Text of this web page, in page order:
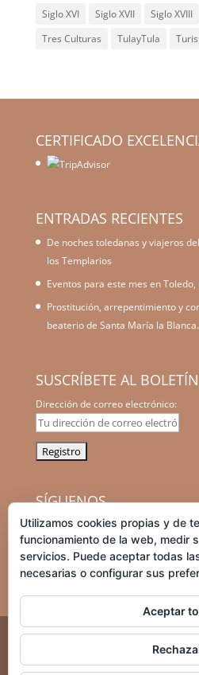
Siglo XVI
Siglo XVII Siglo XVIII
Tres Culturas
TulayTula
CERTIFICADO
ENTRADAS RECIENTES
De noches toledanas y viajeros
los Templarios
Eventos para este mes en
Prostitución, arrepentimiento y
beaterio de Santa María la Blanca.
SUSCRÍBETE AL
Dirección de correo electrónico:
SÍGUENOS
facebook instagramgraduation-
cap
Teléfono: +34
© 2025 tulaytula.com. Todos los
Utilizamos cookies propias y de
funcionamiento de la web, medir
servicios. Puede aceptar todas
necesarias o configurar sus
Aceptar